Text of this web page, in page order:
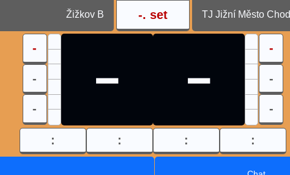
Žižkov B -. set TJ Jižní Město
-
-
-
- - -
-
-
: : : :